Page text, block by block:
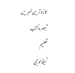
تازہ ترین خبریں
تبصرہ کتب
تعلیم
ٹیکنالوجی